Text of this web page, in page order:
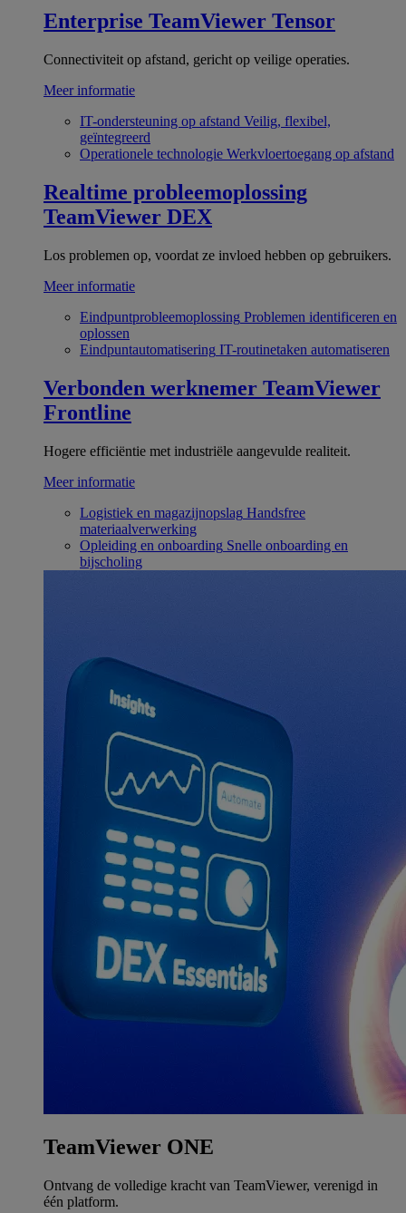
Enterprise TeamViewer Tensor
Connectiviteit op afstand, gericht op veilige operaties.
Meer informatie
IT-ondersteuning op afstand Veilig, flexibel,
geïntegreerd
Operationele technologie Werkvloertoegang op afstand
Realtime probleemoplossing
TeamViewer DEX
Los problemen op, voordat ze invloed hebben op gebruikers.
Meer informatie
Eindpuntprobleemoplossing Problemen identificeren en
oplossen
Eindpuntautomatisering IT-routinetaken automatiseren
Verbonden werknemer TeamViewer
Frontline
Hogere efficiëntie met industriële aangevulde realiteit.
Meer informatie
Logistiek en magazijnopslag Handsfree
materiaalverwerking
Opleiding en onboarding Snelle onboarding en
bijscholing
TeamViewer ONE
Ontvang de volledige kracht van TeamViewer, verenigd in
één platform.